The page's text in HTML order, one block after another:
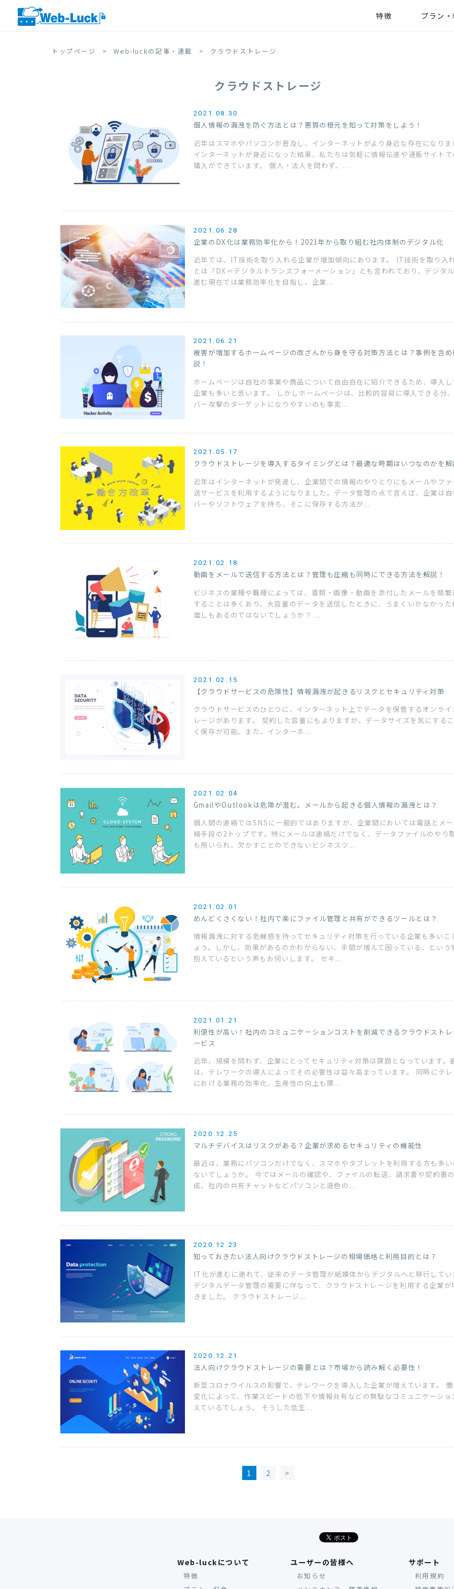
特徴 プラン
トップページ Web-luckの記事・連載 クラウドストレージ
クラウドストレージ
2021.08.30
個人情報の漏洩を防ぐ方法とは？悪質の根元を知って対策をしよう！
近年はスマホやパソコンが普及し、インターネットがより身近な存在になりま
インターネットが身近になった結果、私たちは気軽に情報伝達や通販サイトで
購入ができています。 個人・法人を問わず、...
2021.06.28
企業のDX化は業務効率化から！2021年から取り組む社内体制のデジタル化
近年では、IT技術を取り入れる企業が増加傾向にあります。 IT技術を取り入
とは「DX＝デジタルトランスフォーメーション」とも言われており、デジタ
進む現在では業務効率化を目指し、企業...
2021.06.21
被害が増加するホームページの改ざんから身を守る対策方法とは？事例を含
説！
ホームページは自社の事業や商品について自由自在に紹介できるため、導入し
企業も多いと思います。 しかしホームページは、比較的容易に導入できる分
バー攻撃のターゲットになりやすいのも事実...
2021.05.17
クラウドストレージを導入するタイミングとは？最適な時期はいつなのかを解
近年はインターネットが発達し、企業間での情報のやりとりにもメールやファ
送サービスを利用するようになりました。データ管理の点で言えば、企業は自
バーやソフトウェアを持ち、そこに保存する方法が...
2021.02.18
動画をメールで送信する方法とは？管理も圧縮も同時にできる方法を解説！
ビジネスの業種や職種によっては、書類・画像・動画を添付したメールを頻繁
することは多くあり、大容量のデータを送信したときに、うまくいかなかった
誰しもあるのではないでしょうか？ ...
2021.02.15
【クラウドサービスの危険性】情報漏洩が起きるリスクとセキュリティ対策
クラウドサービスのひとつに、インターネット上でデータを保管するオンライ
レージがあります。 契約した容量にもよりますが、データサイズを気にする
く保存が可能。また、インターネ...
2021.02.04
GmailやOutlookは危険が潜む。メールから起きる個人情報の漏洩とは？
個人間の連絡ではSNSに一般的ではありますが、企業間においては電話とメ
絡手段の2トップです。特にメールは連絡だけでなく、データファイルのやり
も用いられ、欠かすことのできないビジネスツ...
2021.02.01
めんどくさくない！社内で楽にファイル管理と共有ができるツールとは？
情報漏洩に対する危機感を持ってセキュリティ対策を行っている企業も多いこ
ょう。しかし、効果があるのかわからない、手間が増えて困っている、という
抱えているという声もお伺いします。 セキ...
2021.01.21
利便性が高い！社内のコミュニケーションコストを削減できるクラウドストレ
ービス
近年、規模を問わず、企業にとってセキュリティ対策は課題となっています。
は、テレワークの導入によってその必要性は益々高まっています。 同時にテレ
における業務の効率化、生産性の向上も課...
2020.12.25
マルチデバイスはリスクがある？企業が求めるセキュリティの機能性
最近は、業務にパソコンだけでなく、スマホやタブレットを利用する方も多い
ないでしょうか。 今ではメールの確認や、ファイルの転送、請求書や契約書
成、社内の共有チャットなどパソコンと遜色の...
2020.12.23
知っておきたい法人向けクラウドストレージの相場価格と利用目的とは？
IT化が進むに連れて、従来のデータ管理が紙媒体からデジタルへと移行してい
デジタルデータ管理の需要に伴なって、クラウドストレージを利用する企業が
きました。 クラウドストレージ...
2020.12.21
法人向けクラウドストレージの需要とは？市場から読み解く必要性！
新型コロナウイルスの影響で、テレワークを導入した企業が増えています。
変化によって、作業スピードの低下や情報共有などの無駄なコミュニケーショ
えているでしょう。 そうした低生...
1 2
Web-luckについて
特徴
ユーザーの皆様へ
お知らせ
サポート
利用規約